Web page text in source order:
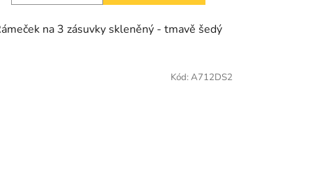
na 3 zásuvky skleněný - tmavě šedý
Kód: A712DS2